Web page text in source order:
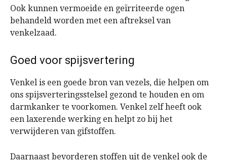
Ook kunnen vermoeide en geïrriteerde ogen
behandeld worden met een aftreksel van
venkelzaad.
Goed voor spijsvertering
Venkel is een goede bron van vezels, die helpen om
ons spijsverteringsstelsel gezond te houden en om
darmkanker te voorkomen. Venkel zelf heeft ook
een laxerende werking en helpt zo bij het
verwijderen van gifstoffen.
Daarnaast bevorderen stoffen uit de venkel ook de